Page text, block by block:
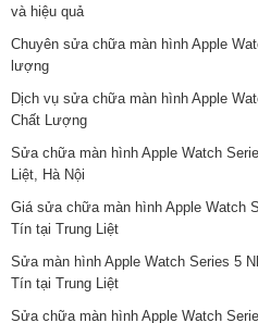
và hiệu quả
Chuyên sửa chữa màn hình Apple
lượng
Dịch vụ sửa chữa màn hình Apple
Chất Lượng
Sửa chữa màn hình Apple Watch
Liệt, Hà Nội
Giá sửa chữa màn hình Apple Watch
Tín tại Trung Liệt
Sửa màn hình Apple Watch Series 5
Tín tại Trung Liệt
Sửa chữa màn hình Apple Watch